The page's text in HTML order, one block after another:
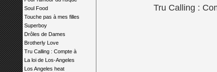
Soul Food
Touche pas à mes filles
Superboy
Drôles de Dames
Brotherly Love
Tru Calling : Compte à
La loi de Los-Angeles
Los Angeles heat
Tru Calling :